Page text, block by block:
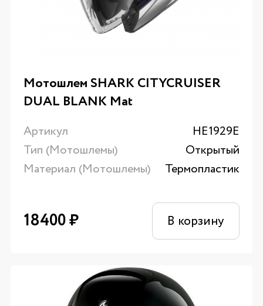
Мотошлем SHARK CITYCRUISER
DUAL BLANK Mat
Артикул
HE1929E
Тип (Мотошлемы)
Открытый
Материал (Мотошлемы)
Термопластик
18400₽ В корзину